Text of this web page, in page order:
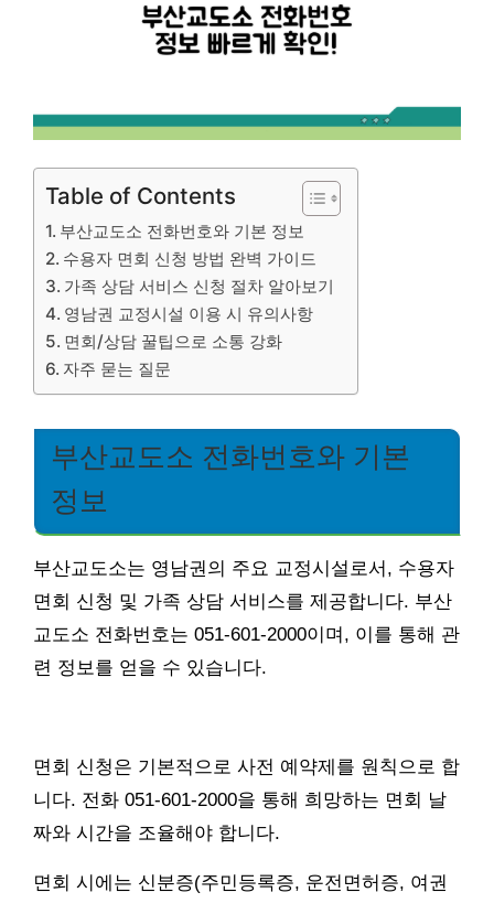
Table of Contents
부산교도소 전화번호와 기본 정보
수용자 면회 신청 방법 완벽 가이드
가족 상담 서비스 신청 절차 알아보기
영남권 교정시설 이용 시 유의사항
면회/상담 꿀팁으로 소통 강화
자주 묻는 질문
부산교도소 전화번호와 기본
정보
부산교도소는 영남권의 주요 교정시설로서, 수용자
면회 신청 및 가족 상담 서비스를 제공합니다. 부산
교도소 전화번호는 051-601-2000이며, 이를 통해 관
련 정보를 얻을 수 있습니다.
면회 신청은 기본적으로 사전 예약제를 원칙으로 합
니다. 전화 051-601-2000을 통해 희망하는 면회 날
짜와 시간을 조율해야 합니다.
면회 시에는 신분증(주민등록증, 운전면허증, 여권